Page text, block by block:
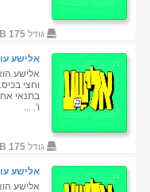
גודל175 MB
אלישע עונה 1 -
וחצי
בתנאי
ו'. ...
גודל175 MB
אלישע עונה 1 -